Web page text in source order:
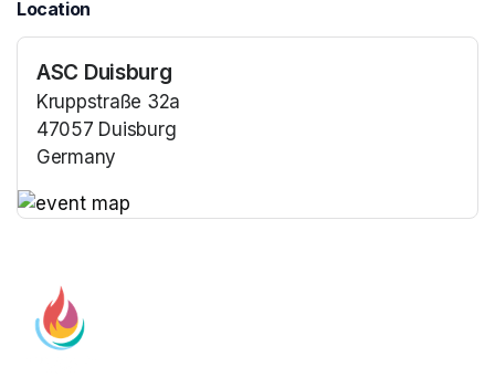
Location
ASC Duisburg
Kruppstraße 32a
47057 Duisburg
Germany